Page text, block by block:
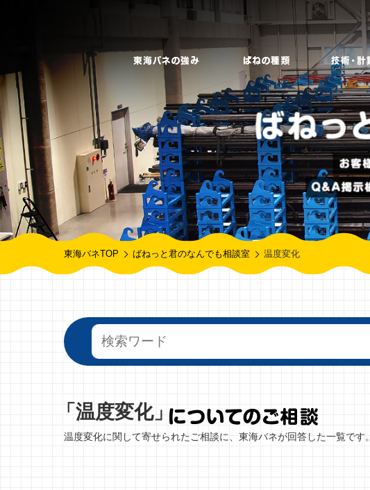
東海バネTOP ばねっと君のなんでも相談室 温度変化
「温度変化」
温度変化に関して寄せられたご相談に、東海バネが回答した一覧です。